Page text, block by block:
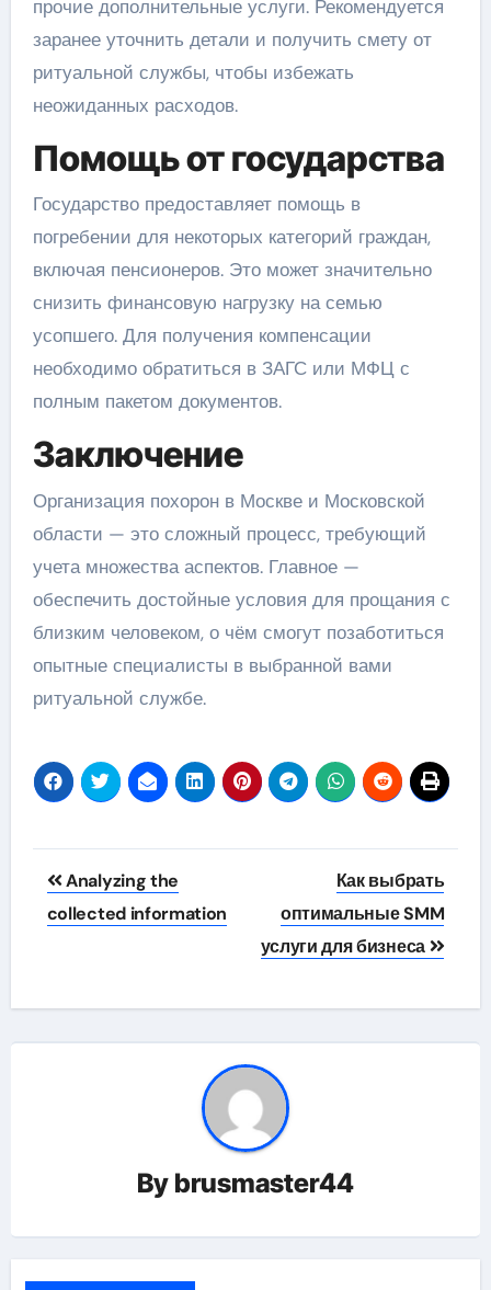
прочие дополнительные услуги. Рекомендуется
заранее уточнить детали и получить смету от
ритуальной службы, чтобы избежать
неожиданных расходов.
Помощь от государства
Государство предоставляет помощь в
погребении для некоторых категорий граждан,
включая пенсионеров. Это может значительно
снизить финансовую нагрузку на семью
усопшего. Для получения компенсации
необходимо обратиться в ЗАГС или МФЦ с
полным пакетом документов.
Заключение
Организация похорон в Москве и Московской
области — это сложный процесс, требующий
учета множества аспектов. Главное —
обеспечить достойные условия для прощания с
близким человеком, о чём смогут позаботиться
опытные специалисты в выбранной вами
ритуальной службе.
Навигация
по
Analyzing the
collected information
Как выбрать
оптимальные SMM
услуги для бизнеса
By brusmaster44